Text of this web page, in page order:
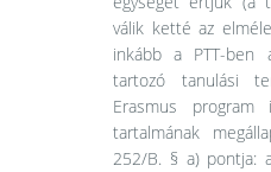
válik ketté az
inkább a PTT-ben
tartozó tanulási
Erasmus program
tartalmának
252/B. § a) pontja: